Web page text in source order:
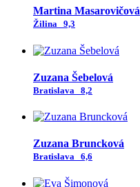
Martina Masarovičová
Žilina 9,3
Zuzana Šebelová
Bratislava 8,2
Zuzana Bruncková
Bratislava 6,6